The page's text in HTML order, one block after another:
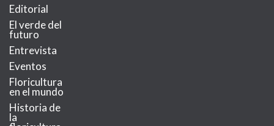
Editorial
El verde del
futuro
Entrevista
Eventos
Floricultura
en el mundo
Historia de
la